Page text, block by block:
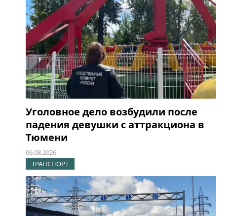
Уголовное дело возбудили после
падения девушки с аттракциона в
Тюмени
06.08.2026
ТРАНСПОРТ